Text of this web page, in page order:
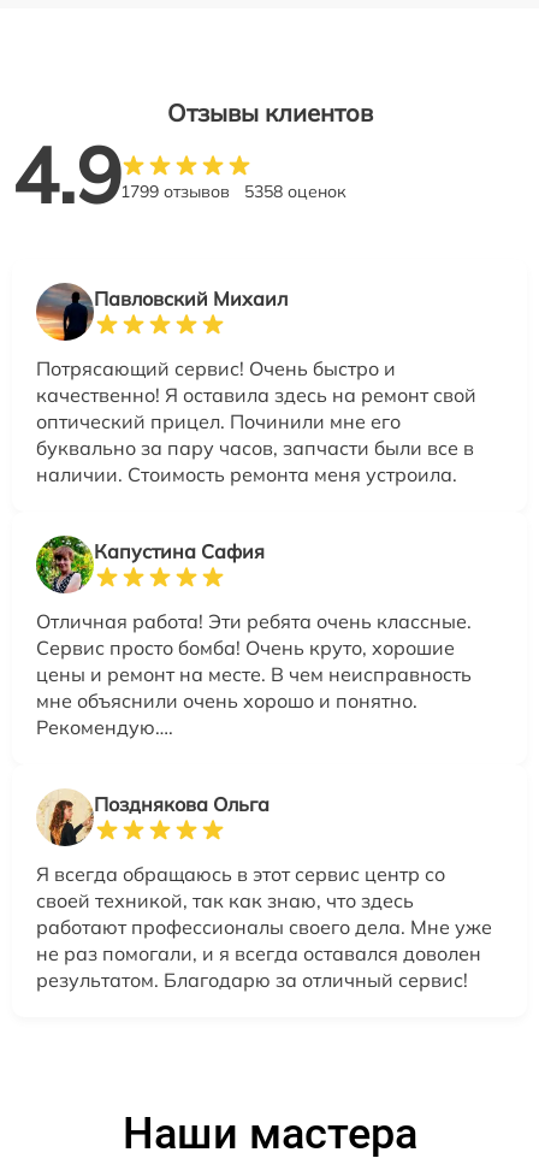
Отзывы клиентов
4.91799 отзывов 5358 оценок
Павловский Михаил
Потрясающий сервис! Очень быстро и
качественно! Я оставила здесь на ремонт свой
оптический прицел. Починили мне его
буквально за пару часов, запчасти были все в
наличии. Стоимость ремонта меня устроила.
Капустина Сафия
Отличная работа! Эти ребята очень классные.
Сервис просто бомба! Очень круто, хорошие
цены и ремонт на месте. В чем неисправность
мне объяснили очень хорошо и понятно.
Рекомендую….
Позднякова Ольга
Я всегда обращаюсь в этот сервис центр со
своей техникой, так как знаю, что здесь
работают профессионалы своего дела. Мне уже
не раз помогали, и я всегда оставался доволен
результатом. Благодарю за отличный сервис!
Наши мастера